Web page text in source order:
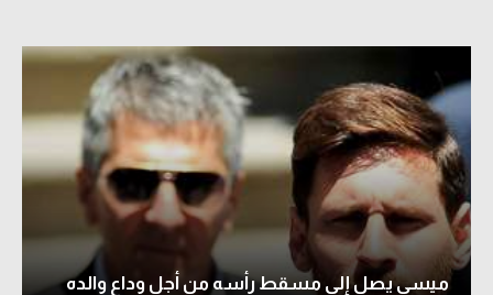
ميسي يصل إلى مسقط رأسه من أجل وداع والده